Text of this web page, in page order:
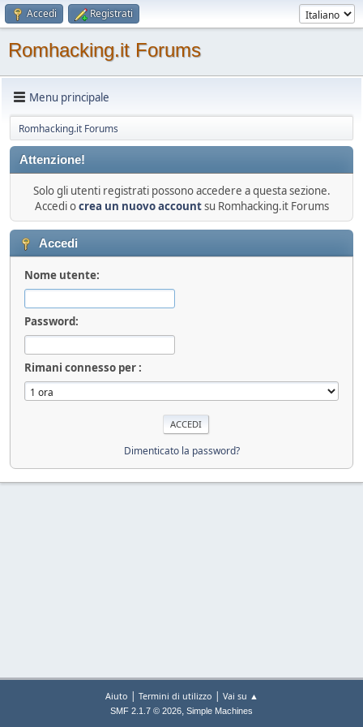
Accedi Registrati
Romhacking.it Forums
Menu principale
Romhacking.it Forums
Attenzione!
Solo gli utenti registrati possono accedere a questa sezione.
Accedi ocrea un nuovo accountsu Romhacking.it Forums
Accedi
Nome utente:
Password:
Rimani connesso per :
Dimenticato la password?
Aiuto | Termini di utilizzo | Vai su ▲
SMF 2.1.7 © 2026, Simple Machines